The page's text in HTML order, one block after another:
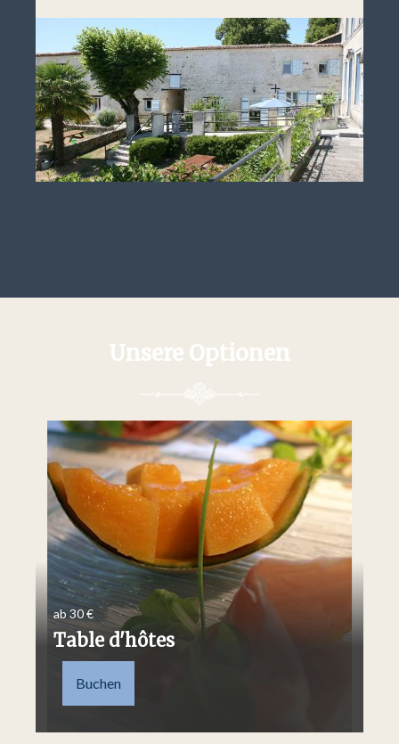
Unsere Optionen
ab 30 €
Table d'hôtes
Buchen